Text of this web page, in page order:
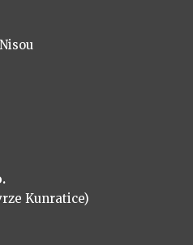
Kunratice)